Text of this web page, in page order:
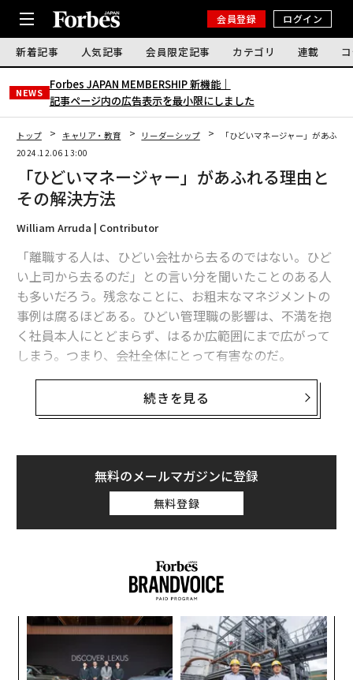
会員登録 ログイン
新着記事 人気記事 会員限定記事 カテゴリ 連載
NEWS
Forbes JAPAN MEMBERSHIP 新機能｜
記事ページ内の広告表示を最小限にしました
トップ キャリア・教育 リーダーシップ
「ひどいマネージャー」があふれ
2024.12.06 13:00
「ひどいマネージャー」があふれる理由と
その解決方法
William Arruda | Contributor
「離職する人は、ひどい会社から去るのではない。ひど
い上司から去るのだ」との言い分を聞いたことのある人
も多いだろう。残念なことに、お粗末なマネジメントの
事例は腐るほどある。ひどい管理職の影響は、不満を抱
く社員本人にとどまらず、はるか広範囲にまで広がって
しまう。つまり、会社全体にとって有害なのだ。
「ひどい上司」に伴うコストは膨大だ。ビジネスニュー
スサイト「クォーツ」によれば、その経済的損失額は、
8兆1000億ドル（約1208兆円）を超えると推計される。
ひどいマネージャーの影響
ひどいマネージャー（中間管理職）は、その下で働く社
、チームのやる気の70％は、マネージャーと
じかに結びついていることが明らかになった。社員のや
る気が低下してしまうと、波及効果によって大きな損失
につながり得る。たとえば生産性の低下、離職率の上
昇、回復困難な職場環境の悪化などが挙げられる。
こうした統計があるのだから、企業側はひどいマネージ
続きを見る
無料のメールマガジンに登録
無料登録